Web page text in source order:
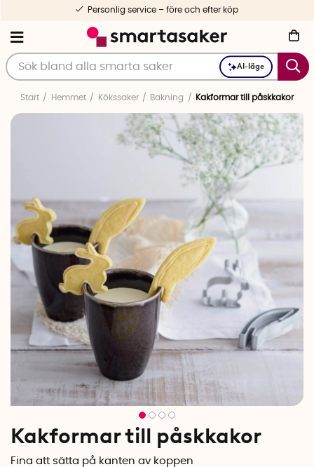
AI-läge
Personlig service – före och efter köp
Start Hemmet Kökssaker Bakning Kakformar till påskkakor
Kakformar till påskkakor
Fina att sätta på kanten av koppen